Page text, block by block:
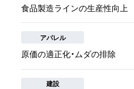
食品製造ラインの生産性向上
アパレル
原価の適正化・ムダの排除
建設